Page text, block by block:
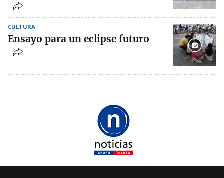
CULTURA
Ensayo para un eclipse futuro